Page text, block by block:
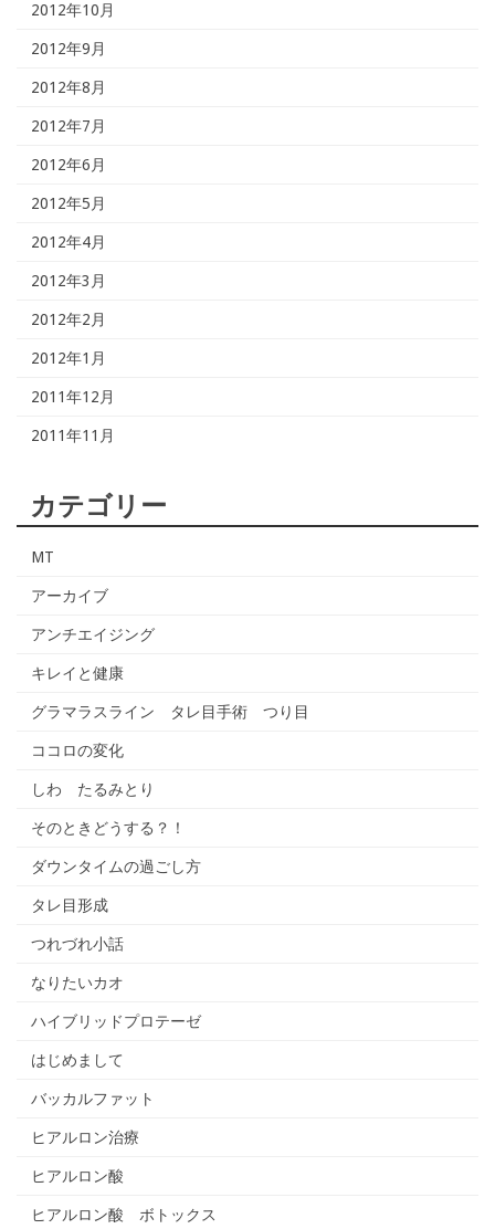
2012年10月
2012年9月
2012年8月
2012年7月
2012年6月
2012年5月
2012年4月
2012年3月
2012年2月
2012年1月
2011年12月
2011年11月
カテゴリー
MT
アーカイブ
アンチエイジング
キレイと健康
グラマラスライン タレ目手術 つり目
ココロの変化
しわ たるみとり
そのときどうする？！
ダウンタイムの過ごし方
タレ目形成
つれづれ小話
なりたいカオ
ハイブリッドプロテーゼ
はじめまして
バッカルファット
ヒアルロン治療
ヒアルロン酸
ヒアルロン酸 ボトックス